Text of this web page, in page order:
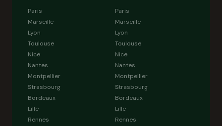
Paris
Marseille
Lyon
Toulouse
Nice
Nantes
Montpellier
Strasbourg
Bordeaux
Lille
Rennes
Paris
Marseille
Lyon
Toulouse
Nice
Nantes
Montpellier
Strasbourg
Bordeaux
Lille
Rennes